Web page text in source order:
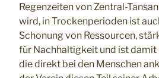
Regenzeiten von Zentral-
wird, in Trockenperioden ist
Schonung von Ressourcen,
für Nachhaltigkeit und ist
die direkt bei den Menschen